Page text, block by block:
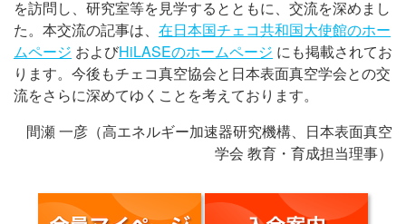
を訪問し、研究室等を見学するとともに、交流を深めまし
た。本交流の記事は、 在日本国チェコ共和国大使館のホー
ムページ およびHiLASEのホームページ にも掲載されてお
ります。今後もチェコ真空協会と日本表面真空学会との交
流をさらに深めてゆくことを考えております。
間瀬 一彦（高エネルギー加速器研究機構、日本表面真空
学会 教育・育成担当理事）